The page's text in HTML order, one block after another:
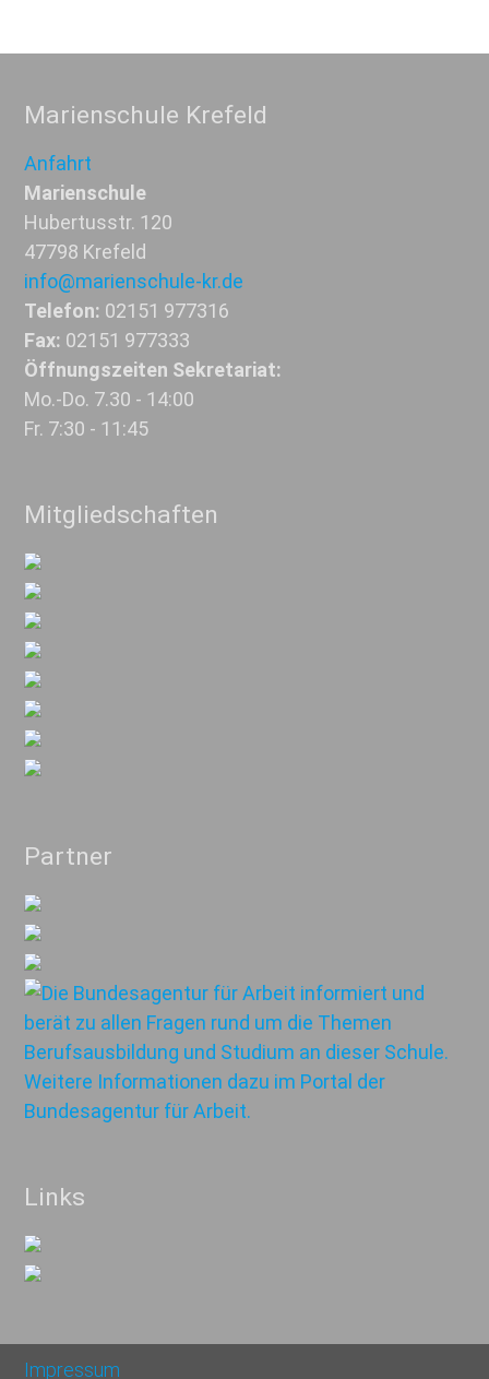
Marienschule Krefeld
Anfahrt
Marienschule
Hubertusstr. 120
47798 Krefeld
info@marienschule-kr.de
Telefon: 02151 977316
Fax: 02151 977333
Öffnungszeiten Sekretariat:
Mo.-Do. 7.30 - 14:00
Fr. 7:30 - 11:45
Mitgliedschaften
Partner
Links
Impressum